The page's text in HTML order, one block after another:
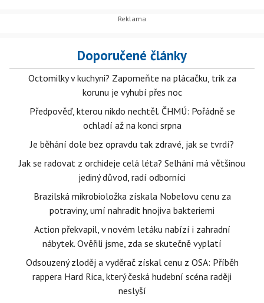
Doporučené články
Octomilky v kuchyni? Zapomeňte na plácačku, trik za
korunu je vyhubí přes noc
Předpověď, kterou nikdo nechtěl. ČHMÚ: Pořádně se
ochladí až na konci srpna
Je běhání dole bez opravdu tak zdravé, jak se tvrdí?
Jak se radovat z orchideje celá léta? Selhání má většinou
jediný důvod, radí odborníci
Brazilská mikrobioložka získala Nobelovu cenu za
potraviny, umí nahradit hnojiva bakteriemi
Action překvapil, v novém letáku nabízí i zahradní
nábytek. Ověřili jsme, zda se skutečně vyplatí
Odsouzený zloděj a vyděrač získal cenu z OSA: Příběh
rappera Hard Rica, který česká hudební scéna raději
neslyší